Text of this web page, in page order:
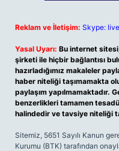
Reklam ve İletişim: Skype:
Yasal Uyarı: Bu internet
şirketi ile hiçbir bağlantısı
hazırladığımız makaleler
haber niteliği taşımamakta
paylaşım yapılmamaktadır.
benzerlikleri tamamen
halindedir ve tavsiye niteliği
Sitemiz, 5651 Sayılı Kanun
Kurumu (BTK) tarafından